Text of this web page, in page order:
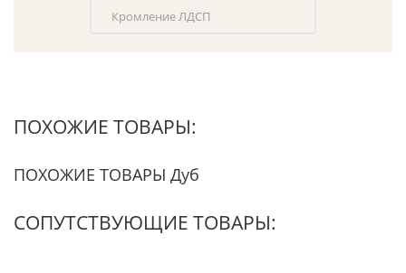
Кромление ЛДСП
ПОХОЖИЕ ТОВАРЫ:
ПОХОЖИЕ ТОВАРЫ Дуб
СОПУТСТВУЮЩИЕ ТОВАРЫ: